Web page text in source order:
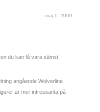
maj 1, 2009
du kan få vara sämst
angående Wolverline
är mer intressanta på